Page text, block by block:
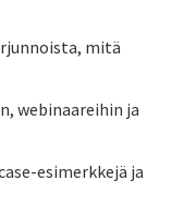
mitä
webinaareihin ja
esimerkkejä ja